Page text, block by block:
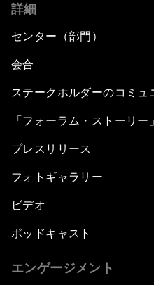
詳細
センター（部門）
会合
ステークホルダーのコミュ
「フォーラム・ストーリー」
プレスリリース
フォトギャラリー
ビデオ
ポッドキャスト
エンゲージメント